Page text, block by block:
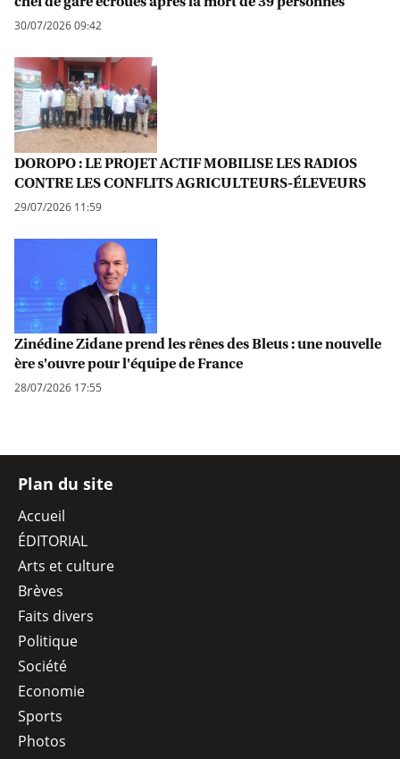
30/07/2026 09:42
DOROPO : LE PROJET ACTIF MOBILISE LES RADIOS
CONTRE LES CONFLITS AGRICULTEURS-ÉLEVEURS
29/07/2026 11:59
Zinédine Zidane prend les rênes des Bleus : une nouvelle
ère s'ouvre pour l'équipe de France
28/07/2026 17:55
Plan du site
Accueil
ÉDITORIAL
Arts et culture
Brèves
Faits divers
Politique
Société
Economie
Sports
Photos